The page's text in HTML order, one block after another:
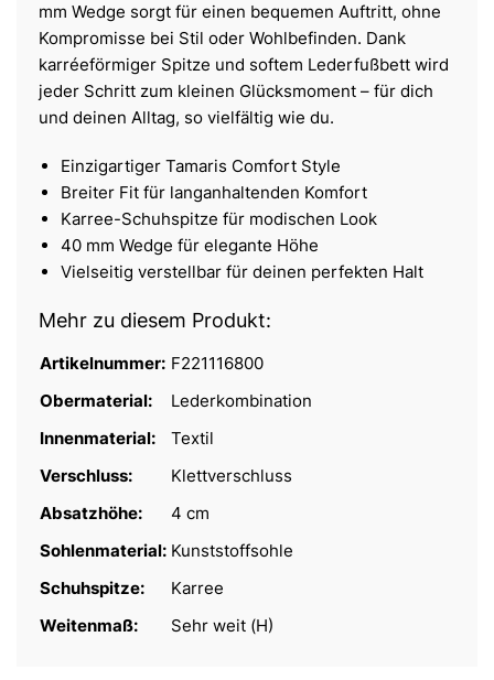
mm Wedge sorgt für einen bequemen Auftritt, ohne
Kompromisse bei Stil oder Wohlbefinden. Dank
karréeförmiger Spitze und softem Lederfußbett wird
jeder Schritt zum kleinen Glücksmoment – für dich
und deinen Alltag, so vielfältig wie du.
Einzigartiger Tamaris Comfort Style
Breiter Fit für langanhaltenden Komfort
Karree-Schuhspitze für modischen Look
40 mm Wedge für elegante Höhe
Vielseitig verstellbar für deinen perfekten Halt
Mehr zu diesem Produkt:
Artikelnummer: F221116800
Obermaterial:
Lederkombination
Innenmaterial:
Textil
Verschluss:
Klettverschluss
Absatzhöhe:
4 cm
Sohlenmaterial: Kunststoffsohle
Schuhspitze:
Karree
Weitenmaß:
Sehr weit (H)